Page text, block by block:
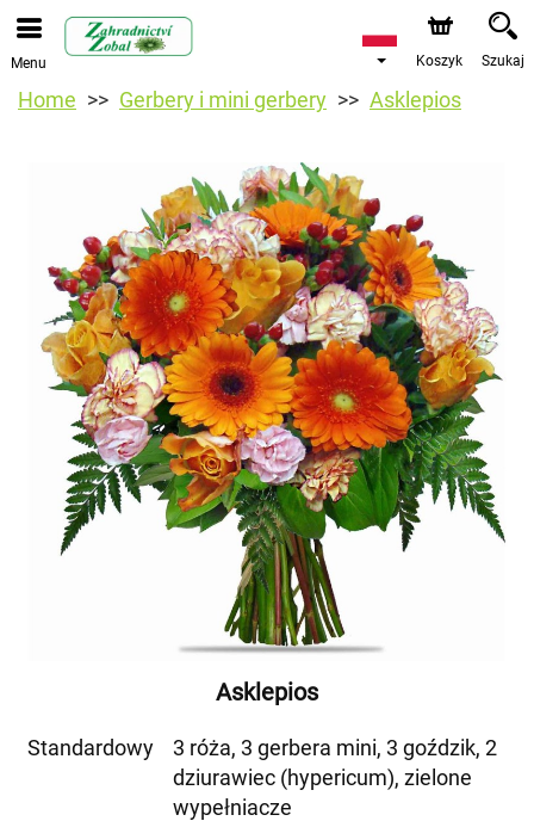
Menu Koszyk Szukaj
Home Gerbery i mini gerbery Asklepios
Asklepios
Standardowy
3 róża, 3 gerbera mini, 3 goździk, 2
dziurawiec (hypericum), zielone
wypełniacze